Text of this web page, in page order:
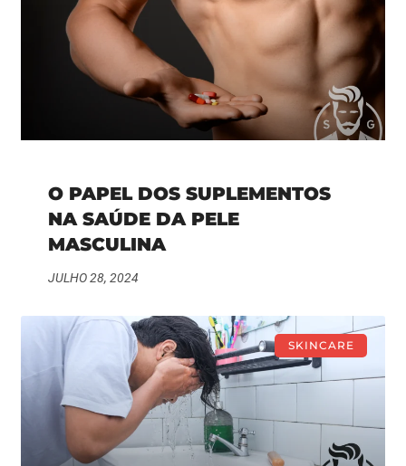
O PAPEL DOS SUPLEMENTOS
NA SAÚDE DA PELE
MASCULINA
JULHO 28, 2024
SKINCARE